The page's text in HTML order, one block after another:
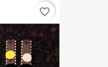
favorite_border